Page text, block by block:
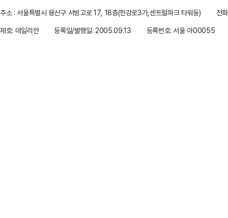
주소 : 서울특별시 용산구 서빙고로 17, 18층(한강로3가,센트럴파크 타워동)
전
제호: 데일리안
등록일/발행일: 2005.09.13 등록번호: 서울 아00055